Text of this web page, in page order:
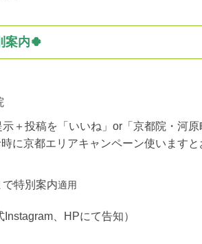
案内🍀
＋投稿を「いいね」or「京都院・河
に京都エリアキャンペーン使います
特別案内適用
、HPにて告知）